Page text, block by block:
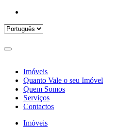
Imóveis
Quanto Vale o seu Imóvel
Quem Somos
Serviços
Contactos
Imóveis